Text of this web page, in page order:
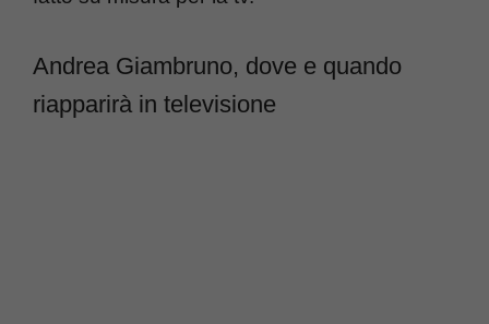
Andrea Giambruno, dove e quando
riapparirà in televisione